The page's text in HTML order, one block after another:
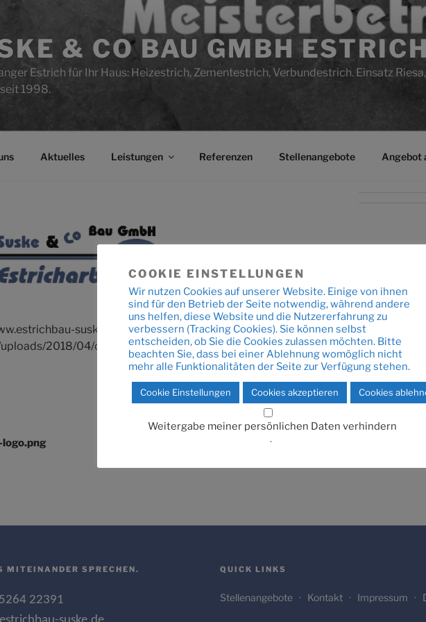
& CO BAU GMBH
Estrich für Ihr Haus: Heizestrich, Zementestrich, Verbundestrich. Einsatz
1998.
Aktuelles Leistungen Referenzen Stellenangebote Angebot
suske.de/wp-
2018/04/cropped-logo.png
MITEINANDER SPRECHEN.
22391
QUICK LINKS
Stellenangebote· Kontakt· Impressum ·
COOKIE EINSTELLUNGEN
Wir nutzen Cookies auf unserer Website. Einige von ihnen
sind für den Betrieb der Seite notwendig, während andere
uns helfen, diese Website und die Nutzererfahrung zu
verbessern (Tracking Cookies). Sie können selbst
entscheiden, ob Sie die Cookies zulassen möchten. Bitte
beachten Sie, dass bei einer Ablehnung womöglich nicht
mehr alle Funktionalitäten der Seite zur Verfügung stehen.
Cookie Einstellungen Cookies akzeptieren Cookies
Weitergabe meiner persönlichen Daten verhindern
.